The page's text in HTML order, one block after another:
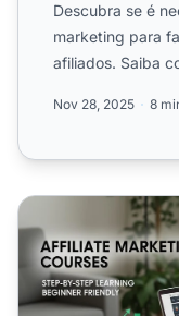
Descubra se é
marketing para
afiliados. Saiba
Nov 28, 2025 8
Os Cursos de